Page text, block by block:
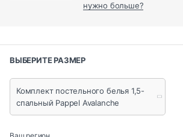
нужно больше?
ВЫБЕРИТЕ РАЗМЕР
Комплект постельного белья 1,5-
спальный Pappel Avalanche